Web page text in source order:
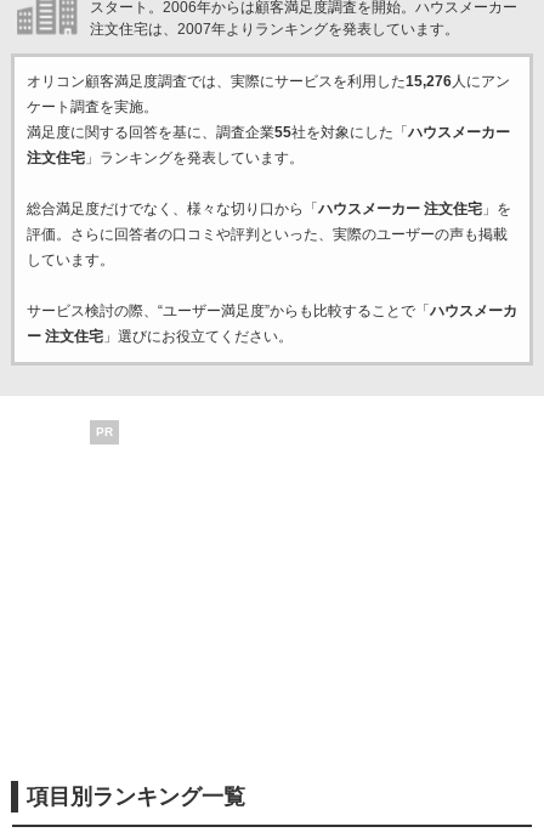
スタート。2006年からは顧客満足度調査を開始。ハウスメーカー
注文住宅は、2007年よりランキングを発表しています。
オリコン顧客満足度調査では、実際にサービスを利用した15,276人にアン
ケート調査を実施。
満足度に関する回答を基に、調査企業55社を対象にした「 ハウスメーカー
注文住宅」ランキングを発表しています。
総合満足度だけでなく、様々な切り口から「 ハウスメーカー 注文住宅」を
評価。さらに回答者の口コミや評判といった、実際のユーザーの声も掲載
しています。
サービス検討の際、“ユーザー満足度”からも比較することで「 ハウスメーカ
ー 注文住宅」選びにお役立てください。
PR
項目別ランキング一覧